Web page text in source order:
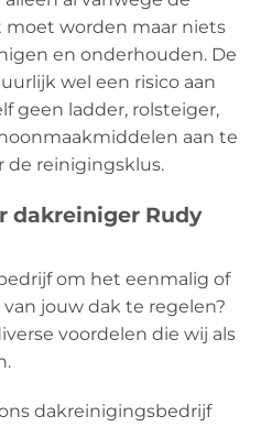
worden maar niets
en onderhouden. De
wel een risico aan
geen ladder, rolsteiger,
aan te
de reinigingsklus.
dakreiniger Rudy
om het eenmalig of
jouw dak te regelen?
voordelen die wij als
dakreinigingsbedrijf